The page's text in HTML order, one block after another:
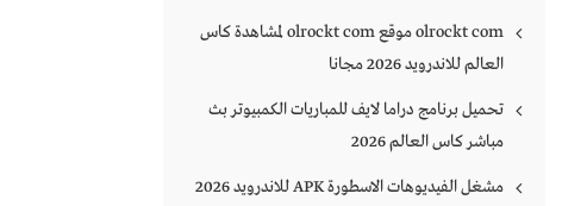
olrockt com موقع olrockt com لمشاهدة كاس
العالم للاندرويد 2026 مجانا
تحميل برنامج دراما لايف للمباريات الكمبيوتر بث
مباشر كاس العالم 2026
مشغل الفيديوهات الاسطورة APK للاندرويد 2026